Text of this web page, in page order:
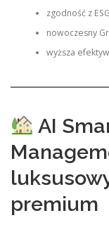
zgodność z
nowoczesny
wyższa
AI
premium